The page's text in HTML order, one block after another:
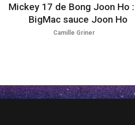
Mickey 17 de Bong Joon Ho
BigMac sauce Joon Ho
Camille Griner